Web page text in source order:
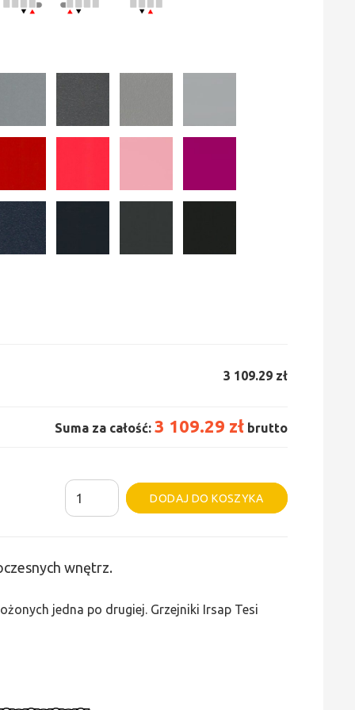
3 109.29 zł
Suma za całość: 3 109.29 zł brutto
ilość
Grzejnik
-
DODAJ DO KOSZYKA
Alternative:
wnętrz.
jedna po drugiej. Grzejniki Irsap Tesi